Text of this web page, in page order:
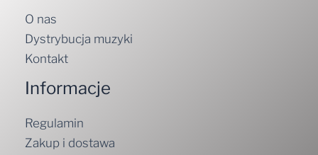
O nas
Dystrybucja muzyki
Kontakt
Informacje
Regulamin
Zakup i dostawa